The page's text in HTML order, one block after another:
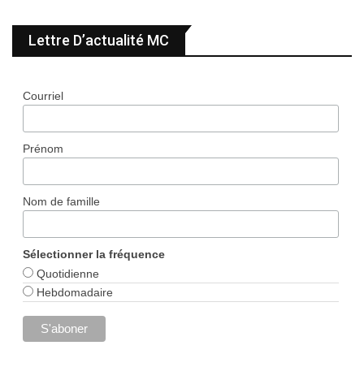
Lettre D’actualité MC
Courriel
Prénom
Nom de famille
Sélectionner la fréquence
Quotidienne
Hebdomadaire